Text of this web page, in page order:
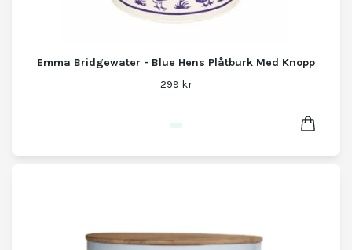
Emma Bridgewater - Blue Hens Plåtburk Med Knopp
299 kr